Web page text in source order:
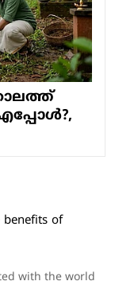
of
with the world